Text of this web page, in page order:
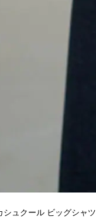
シュクール ビッグシャツ